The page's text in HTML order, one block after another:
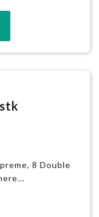
8 Double